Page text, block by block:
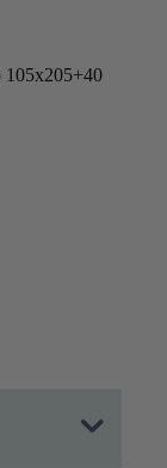
105x205+40